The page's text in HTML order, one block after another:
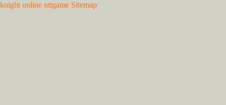
knight online nttgame Sitemap